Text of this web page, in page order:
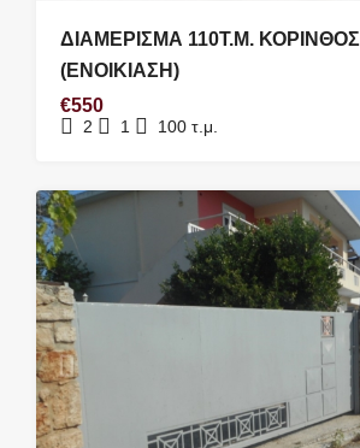
ΔΙΑΜΕΡΙΣΜΑ 110Τ.Μ. ΚΟΡΙΝΘΟΣ
(ΕΝΟΙΚΙΑΣΗ)
€550
2 1 100 τ.μ.